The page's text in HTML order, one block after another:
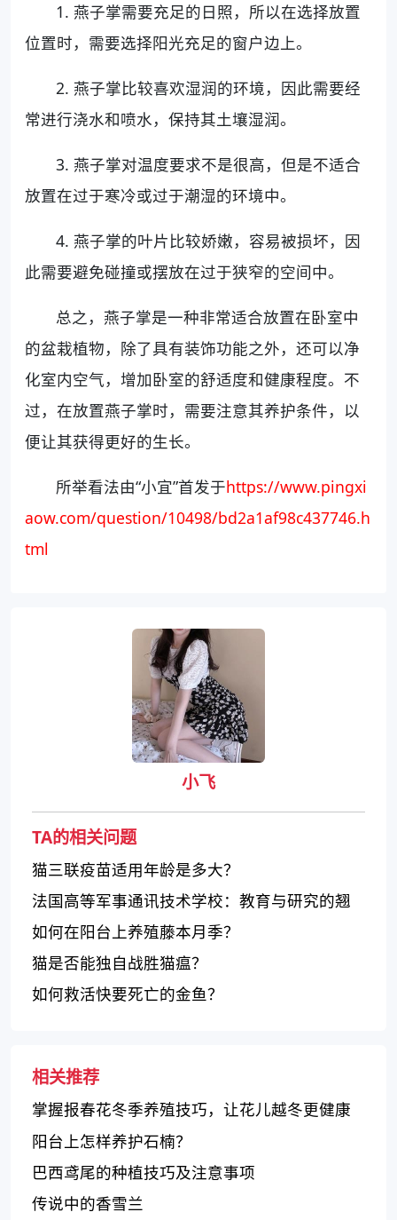
1. 燕子掌需要充足的日照，所以在选择放置
位置时，需要选择阳光充足的窗户边上。
2. 燕子掌比较喜欢湿润的环境，因此需要经
常进行浇水和喷水，保持其土壤湿润。
3. 燕子掌对温度要求不是很高，但是不适合
放置在过于寒冷或过于潮湿的环境中。
4. 燕子掌的叶片比较娇嫩，容易被损坏，因
此需要避免碰撞或摆放在过于狭窄的空间中。
总之，燕子掌是一种非常适合放置在卧室中
的盆栽植物，除了具有装饰功能之外，还可以净
化室内空气，增加卧室的舒适度和健康程度。不
过，在放置燕子掌时，需要注意其养护条件，以
便让其获得更好的生长。
所举看法由“小宜”首发于https://www.pingxi
aow.com/question/10498/bd2a1af98c437746.h
tml
小飞
TA的相关问题
猫三联疫苗适用年龄是多大？
法国高等军事通讯技术学校：教育与研究的翘
楚
如何在阳台上养殖藤本月季？
猫是否能独自战胜猫瘟？
如何救活快要死亡的金鱼？
相关推荐
掌握报春花冬季养殖技巧，让花儿越冬更健康
阳台上怎样养护石楠？
巴西鸢尾的种植技巧及注意事项
传说中的香雪兰